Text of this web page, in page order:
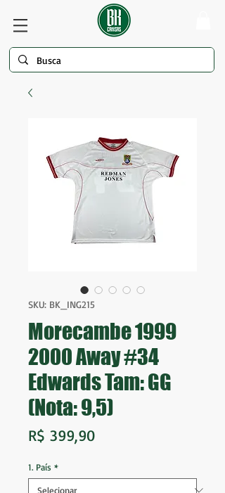
SKU: BK_ING215
Morecambe 1999
2000 Away #34
Edwards Tam: GG
(Nota: 9,5)
R$ 399,90Preço
1. País *